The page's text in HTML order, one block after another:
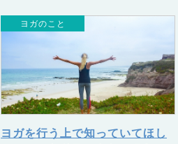
ヨガのこと
ヨガを行う上で知っていてほし